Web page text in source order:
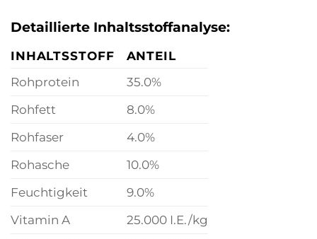
Detaillierte Inhaltsstoffanalyse:
INHALTSSTOFF
ANTEIL
Rohprotein
35.0%
Rohfett
8.0%
Rohfaser
4.0%
Rohasche
10.0%
Feuchtigkeit
9.0%
Vitamin A
25.000 I.E./kg